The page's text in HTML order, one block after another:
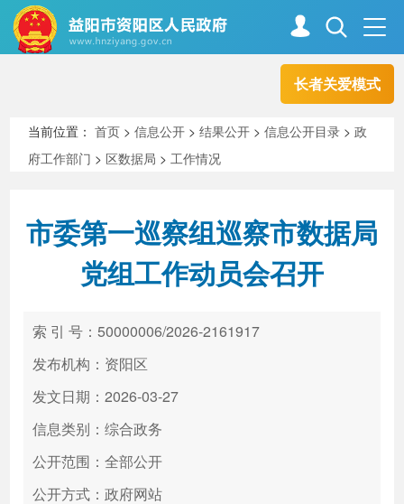
长者关爱模式
走进资阳
新闻中心 解读回应
政务服务
高效办成一件事
当前位置：首页 >信息公开 >结果公开 >信息公开目录 >政
府工作部门 > 区数据局 >工作情况
市委第一巡察组巡察市数据局
党组工作动员会召开
索 引 号：50000006/2026-2161917
发布机构：资阳区
发文日期：2026-03-27
信息类别：综合政务
公开范围：全部公开
公开方式：政府网站